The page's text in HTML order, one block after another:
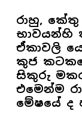
රාහු,
භාවයන්හි
ඒකාවලි
කුජ
සිකුරු
එමෙන්ම
මේෂයේ